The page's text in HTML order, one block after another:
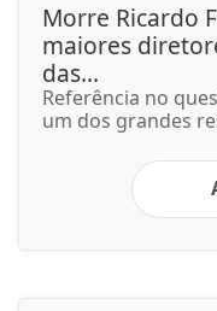
Morre Ricardo
maiores
das...
Referência no
um dos grandes